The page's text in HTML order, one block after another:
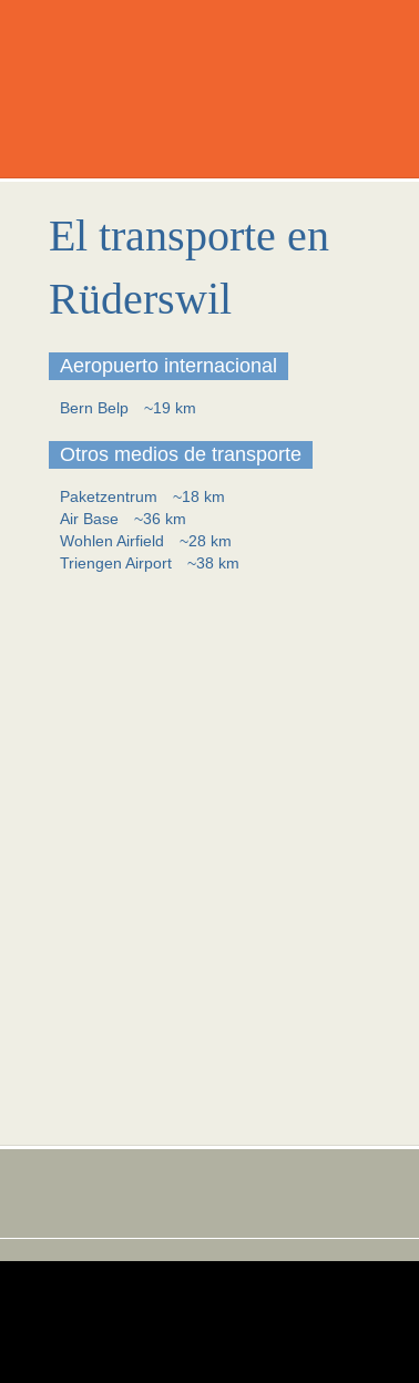
El transporte en
Rüderswil
Aeropuerto internacional
Bern Belp ~19 km
Otros medios de transporte
Paketzentrum
~18 km
Air Base
~36 km
Wohlen Airfield
~28 km
Triengen Airport
~38 km